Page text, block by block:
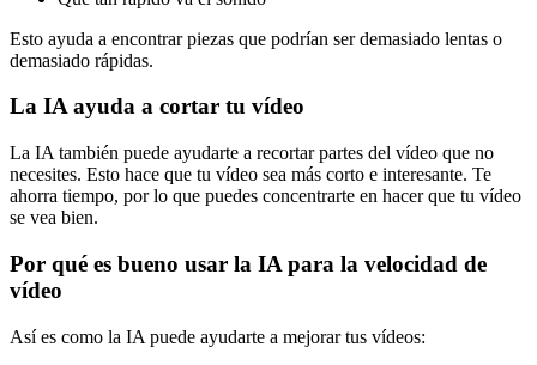
Esto ayuda a encontrar piezas que podrían ser demasiado lentas o
demasiado rápidas.
La IA ayuda a cortar tu vídeo
La IA también puede ayudarte a recortar partes del vídeo que no
necesites. Esto hace que tu vídeo sea más corto e interesante. Te
ahorra tiempo, por lo que puedes concentrarte en hacer que tu vídeo
se vea bien.
Por qué es bueno usar la IA para la velocidad de
vídeo
Así es como la IA puede ayudarte a mejorar tus vídeos: